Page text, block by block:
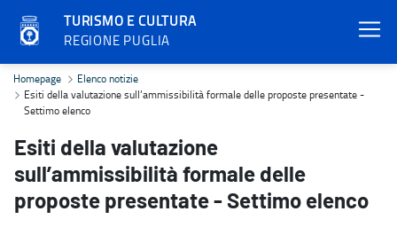
TURISMO E CULTURA
REGIONE PUGLIA
Esiti della valutazione sull’ammissibilità formale delle proposte
Homepage
Elenco notizie
Esiti della valutazione sull’ammissibilità formale delle proposte presentate -
Settimo elenco
Esiti della valutazione
sull’ammissibilità formale delle
proposte presentate - Settimo elenco